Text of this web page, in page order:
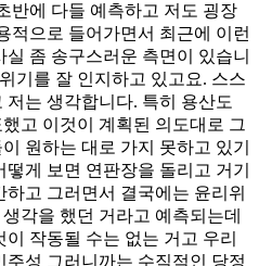
반에 다들 예측하고 저도 굉장
적으로 들어가면서 최근에 이런
좀 송구스러운 측면이 있습니
기를 잘 인지하고 있고요. 스스
는 생각합니다. 특히 용산도
고 이것이 계획된 의도대로 그
원하는 대로 가지 못하고 있기
게 보면 연판장을 돌리고 거기
고 그러면서 결국에는 윤리위
각을 했던 거라고 예측되는데
작동될 수는 없는 거고 우리
성 그러니까는 수직적인 당정